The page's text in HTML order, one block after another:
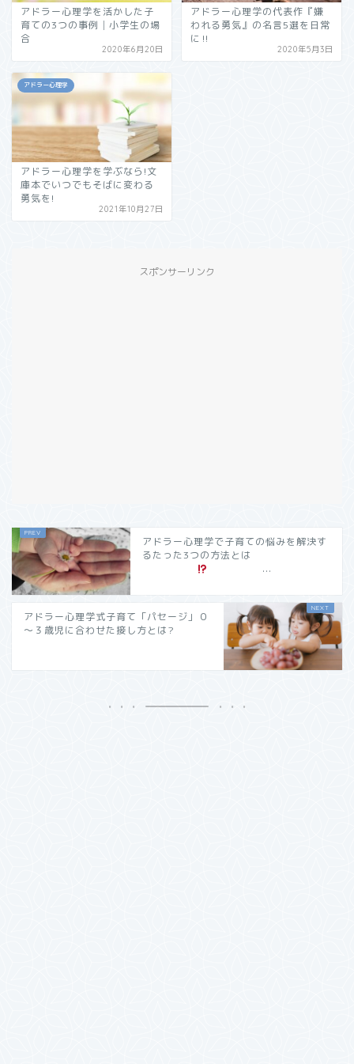
アドラー心理学を活かした子
育ての3つの事例│小学生の場
合
2020年6月20日
アドラー心理学の代表作『嫌
われる勇気』の名言5選を日常
に‼︎
2020年5月3日
アドラー心理学
アドラー心理学を学ぶなら!文
庫本でいつでもそばに変わる
勇気を!
2021年10月27日
スポンサーリンク
アドラー心理学で子育ての悩みを解決す
るたった3つの方法とは
...
アドラー心理学式子育て「パセージ」０
～３歳児に合わせた接し方とは?